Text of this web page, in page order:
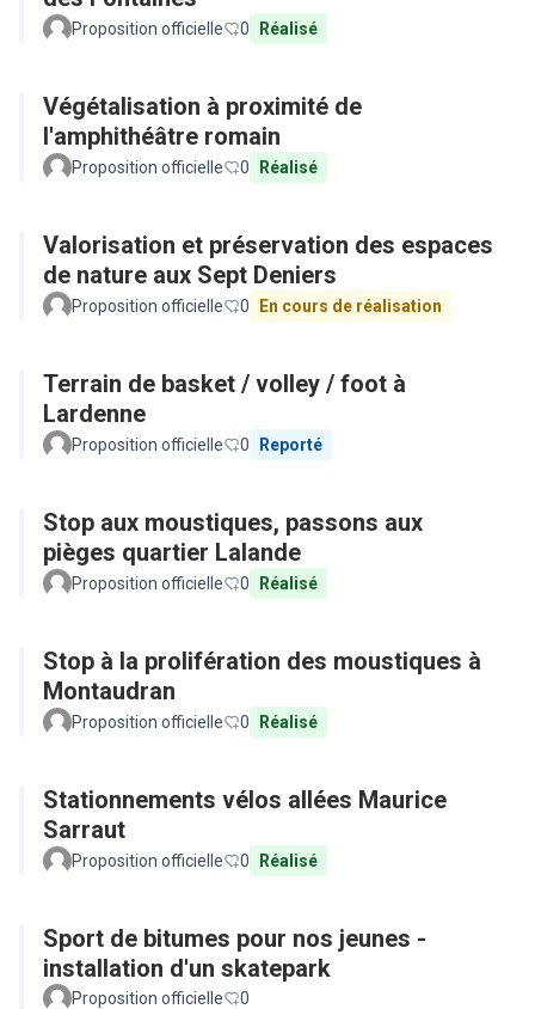
Proposition officielle 0 Réalisé
Végétalisation à proximité de
l'amphithéâtre romain
Proposition officielle 0 Réalisé
Valorisation et préservation des espaces
de nature aux Sept Deniers
Proposition officielle 0 En cours de réalisation
Terrain de basket / volley / foot à
Lardenne
Proposition officielle 0 Reporté
Stop aux moustiques, passons aux
pièges quartier Lalande
Proposition officielle 0 Réalisé
Stop à la prolifération des moustiques à
Montaudran
Proposition officielle 0 Réalisé
Stationnements vélos allées Maurice
Sarraut
Proposition officielle 0 Réalisé
Sport de bitumes pour nos jeunes -
installation d'un skatepark
Proposition officielle 0